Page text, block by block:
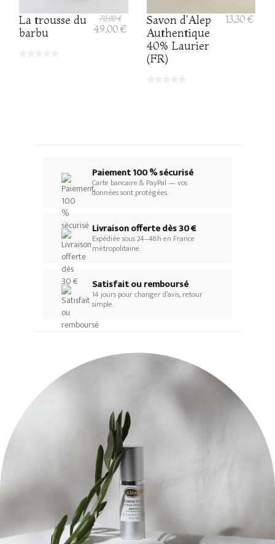
La trousse du
barbu
70,00 €
49,00 €
Savon d'Alep
Authentique
40% Laurier
(FR)
13,30 €
Paiement 100 % sécurisé
Carte bancaire & PayPal — vos
données sont protégées.
Livraison offerte dès 30 €
Expédiée sous 24–48h en France
métropolitaine.
Satisfait ou remboursé
14 jours pour changer d’avis, retour
simple.